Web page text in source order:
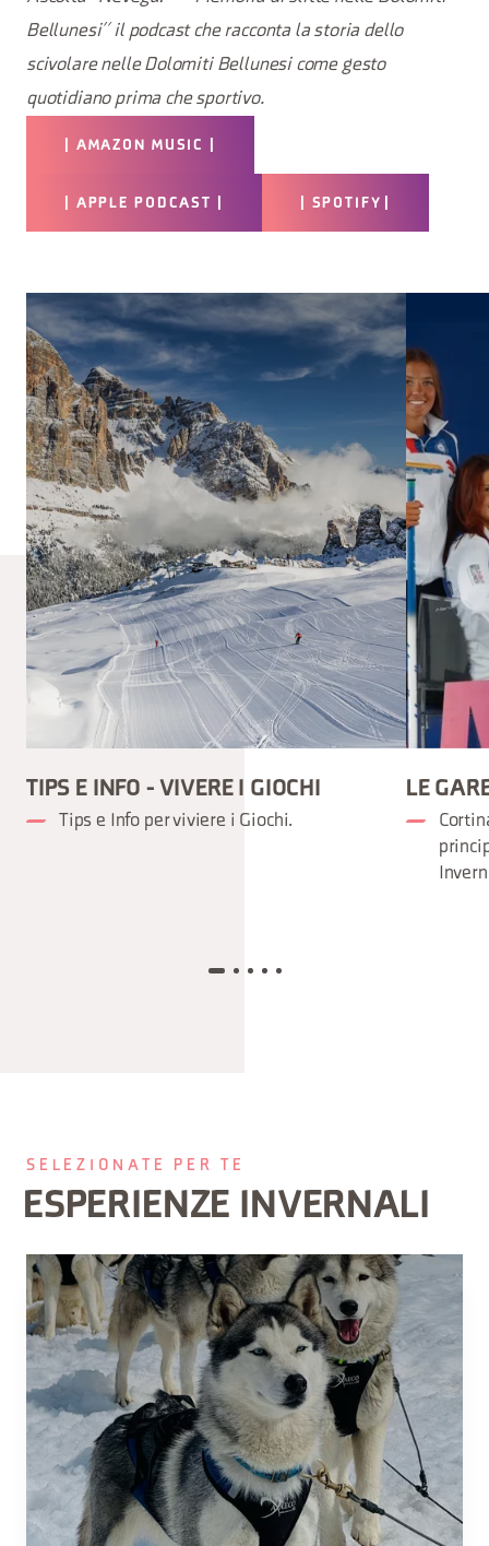
Bellunesi” il podcast che racconta la storia dello
scivolare nelle Dolomiti Bellunesi come gesto
quotidiano prima che sportivo.
| AMAZON MUSIC |
| APPLE PODCAST | | SPOTIFY |
TIPS E INFO - VIVERE I GIOCHI
Tips e Info per viviere i Giochi.
LE
SELEZIONATE PER TE
ESPERIENZE INVERNALI